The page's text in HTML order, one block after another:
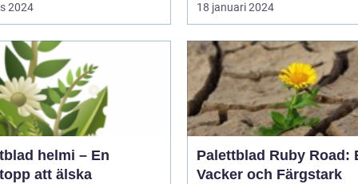
2024 18 januari 2024
helmi – En
att älska
Palettblad Ruby Road:
Vacker och Färgstark